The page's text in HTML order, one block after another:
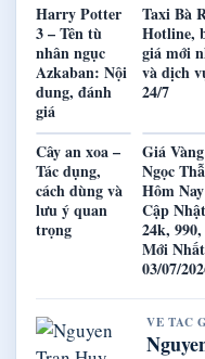
Harry Potter
3 – Tên tù
nhân ngục
Azkaban: Nội
dung, đánh
giá
Taxi Bà
Hotline,
giá mới
và dịch
24/7
Cây an xoa –
Tác dụng,
cách dùng và
lưu ý quan
trọng
Giá Vàng
Ngọc
Hôm
Cập Nhật
24k,
Mới Nhất
03/07/
VE TAC